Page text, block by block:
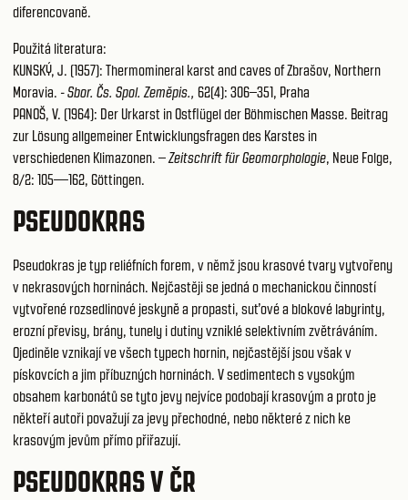
diferencovaně.
Použitá literatura:
KUNSKÝ, J. (1957): Thermomineral karst and caves of Zbrašov, Northern
Moravia. -Sbor. Čs. Spol. Zeměpis., 62(4): 306–351, Praha
PANOŠ, V. (1964): Der Urkarst in Ostflügel der Böhmischen Masse. Beitrag
zur Lösung allgemeiner Entwicklungsfragen des Karstes in
verschiedenen Klimazonen. –Zeitschrift für Geomorphologie, Neue Folge,
8/2: 105—162, Göttingen.
PSEUDOKRAS
Pseudokras je typ reliéfních forem, v němž jsou krasové tvary vytvořeny
v nekrasových horninách. Nejčastěji se jedná o mechanickou činností
vytvořené rozsedlinové jeskyně a propasti, suťové a blokové labyrinty,
erozní převisy, brány, tunely i dutiny vzniklé selektivním zvětráváním.
Ojediněle vznikají ve všech typech hornin, nejčastější jsou však v
pískovcích a jim příbuzných horninách. V sedimentech s vysokým
obsahem karbonátů se tyto jevy nejvíce podobají krasovým a proto je
někteří autoři považují za jevy přechodné, nebo některé z nich ke
krasovým jevům přímo přiřazují.
PSEUDOKRAS V ČR